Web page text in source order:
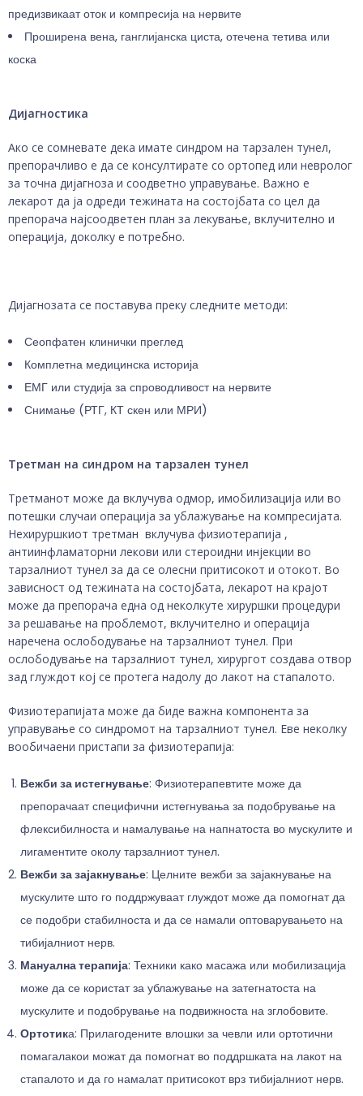
предизвикаат оток и компресија на нервите
Проширена вена, ганглијанска циста, отечена тетива или
коска
Дијагностика
Ако се сомневате дека имате синдром на тарзален тунел,
препорачливо е да се консултирате со ортопед или невролог
за точна дијагноза и соодветно управување. Важно е
лекарот да ја одреди тежината на состојбата со цел да
препорача најсоодветен план за лекување, вклучително и
операција, доколку е потребно.
Дијагнозата се поставува преку следните методи:
Сеопфатен клинички преглед
Комплетна медицинска историја
ЕМГ или студија за спроводливост на нервите
Снимање (РТГ, КТ скен или МРИ)
Третман на синдром на тарзален тунел
Третманот може да вклучува одмор, имобилизација или во
потешки случаи операција за ублажување на компресијата.
Нехируршкиот третман вклучува физиотерапија ,
антиинфламаторни лекови или стероидни инјекции во
тарзалниот тунел за да се олесни притисокот и отокот. Во
зависност од тежината на состојбата, лекарот на крајот
може да препорача една од неколкуте хируршки процедури
за решавање на проблемот, вклучително и операција
наречена ослободување на тарзалниот тунел. При
ослободување на тарзалниот тунел, хирургот создава отвор
зад глуждот кој се протега надолу до лакот на стапалото.
Физиотерапијата може да биде важна компонента за
управување со синдромот на тарзалниот тунел. Еве неколку
вообичаени пристапи за физиотерапија:
Вежби за истегнување: Физиотерапевтите може да
препорачаат специфични истегнувања за подобрување на
флексибилноста и намалување на напнатоста во мускулите и
лигаментите околу тарзалниот тунел.
Вежби за зајакнување: Целните вежби за зајакнување на
мускулите што го поддржуваат глуждот може да помогнат да
се подобри стабилноста и да се намали оптоварувањето на
тибијалниот нерв.
Мануална терапија: Техники како масажа или мобилизација
може да се користат за ублажување на затегнатоста на
мускулите и подобрување на подвижноста на зглобовите.
Ортотика: Прилагодените влошки за чевли или ортотични
помагалакои можат да помогнат во поддршката на лакот на
стапалото и да го намалат притисокот врз тибијалниот нерв.